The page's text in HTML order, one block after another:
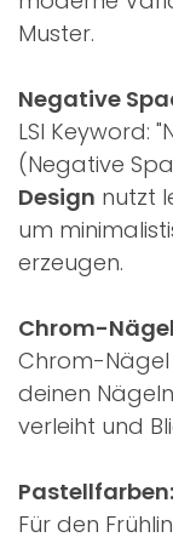
Muster.
Negative
LSI Keyword:
(Negative
Design nutzt
um
erzeugen.
Chrom-
Chrom-
deinen
verleiht und
Pastellfarben:
Für den